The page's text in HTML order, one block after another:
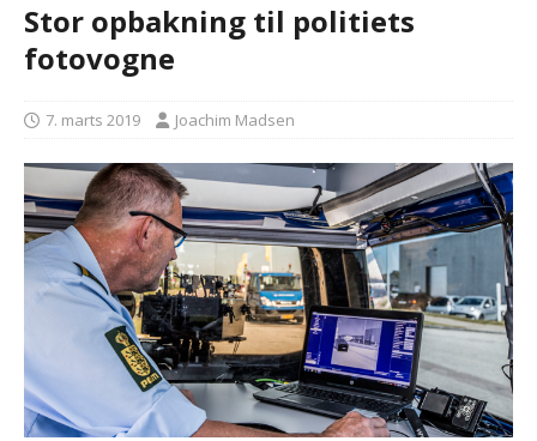
Stor opbakning til politiets
fotovogne
7. marts 2019 Joachim Madsen